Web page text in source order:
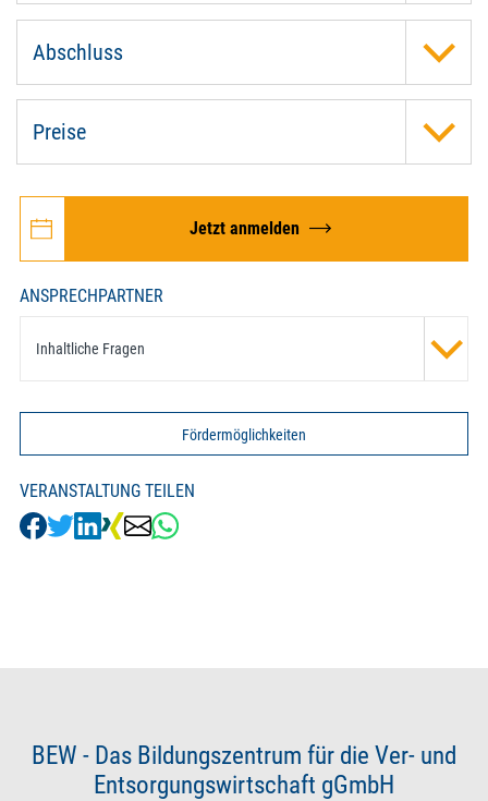
Abschluss
Preise
Jetzt anmelden
ANSPRECHPARTNER
Inhaltliche Fragen
Fördermöglichkeiten
VERANSTALTUNG TEILEN
BEW - Das Bildungszentrum für die Ver- und
Entsorgungswirtschaft gGmbH